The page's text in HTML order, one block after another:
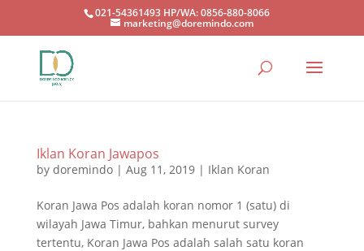
021-54361493 HP/WA: 0856-880-8066
marketing@doremindo.com
Iklan Koran Jawapos
by doremindo| Aug 11, 2019| Iklan Koran
Koran Jawa Pos adalah koran nomor 1 (satu) di
wilayah Jawa Timur, bahkan menurut survey
tertentu, Koran Jawa Pos adalah salah satu koran